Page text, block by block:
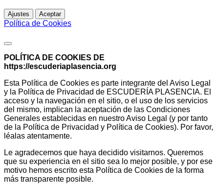
Ajustes Aceptar
Política de Cookies
POLÍTICA DE COOKIES DE
https://escuderiaplasencia.org
Esta Política de Cookies es parte integrante del Aviso Legal
y la Política de Privacidad de ESCUDERÍA PLASENCIA. El
acceso y la navegación en el sitio, o el uso de los servicios
del mismo, implican la aceptación de las Condiciones
Generales establecidas en nuestro Aviso Legal (y por tanto
de la Política de Privacidad y Política de Cookies). Por favor,
léalas atentamente.
Le agradecemos que haya decidido visitarnos. Queremos
que su experiencia en el sitio sea lo mejor posible, y por ese
motivo hemos escrito esta Política de Cookies de la forma
más transparente posible.